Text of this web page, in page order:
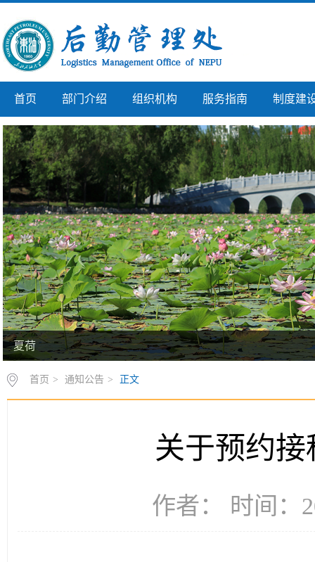
首页 部门介绍 组织机构 服务指南 制度建
夏荷
首页 > 通知公告 > 正文
关于预约
作者： 时间：